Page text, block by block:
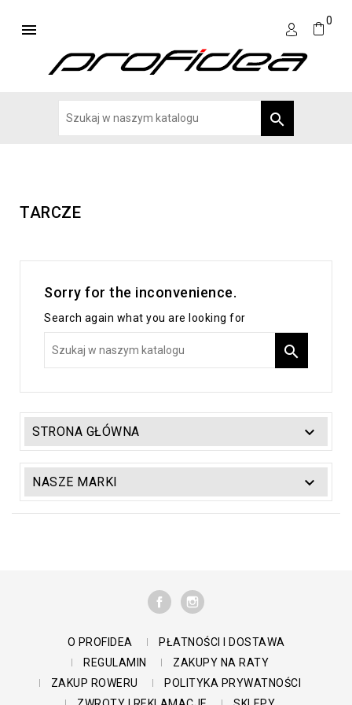
 0

TARCZE
Sorry for the inconvenience.
Search again what you are looking for

STRONA GŁÓWNA 
NASZE MARKI 
FACEBOOKINSTAGRAM
O PROFIDEA
PŁATNOŚCI I DOSTAWA
REGULAMIN
ZAKUPY NA RATY
ZAKUP ROWERU
POLITYKA PRYWATNOŚCI